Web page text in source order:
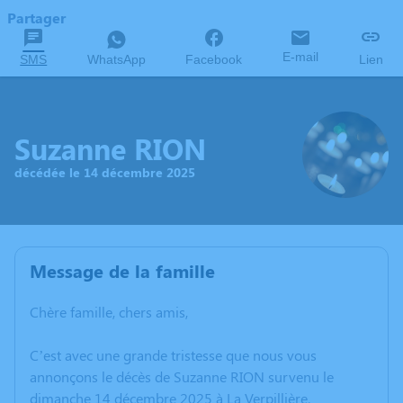
Partager
SMS WhatsApp Facebook E-mail Lien
Suzanne RION
décédée le 14 décembre 2025
Message de la famille
Chère famille, chers amis,
C’est avec une grande tristesse que nous vous
annonçons le décès de Suzanne RION survenu le
dimanche 14 décembre 2025 à La Verpillière.